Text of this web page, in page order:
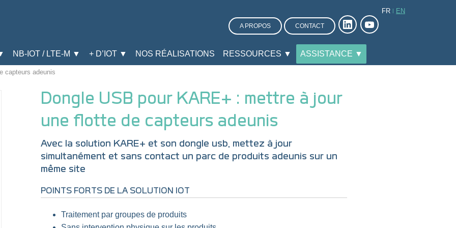
A PROPOS CONTACT
FR EN
NB-IOT / LTE-M ▼ + D’IOT ▼ NOS RÉALISATIONS RESSOURCES ▼ ASSISTANCE ▼
capteurs adeunis
Dongle USB pour KARE+ : mettre à jour
une flotte de capteurs adeunis
Avec la solution KARE+ et son dongle usb, mettez à jour
simultanément et sans contact un parc de produits adeunis sur un
même site
POINTS FORTS DE LA SOLUTION IOT
Traitement par groupes de produits